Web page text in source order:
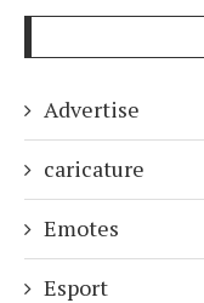
Advertise
caricature
Emotes
Esport